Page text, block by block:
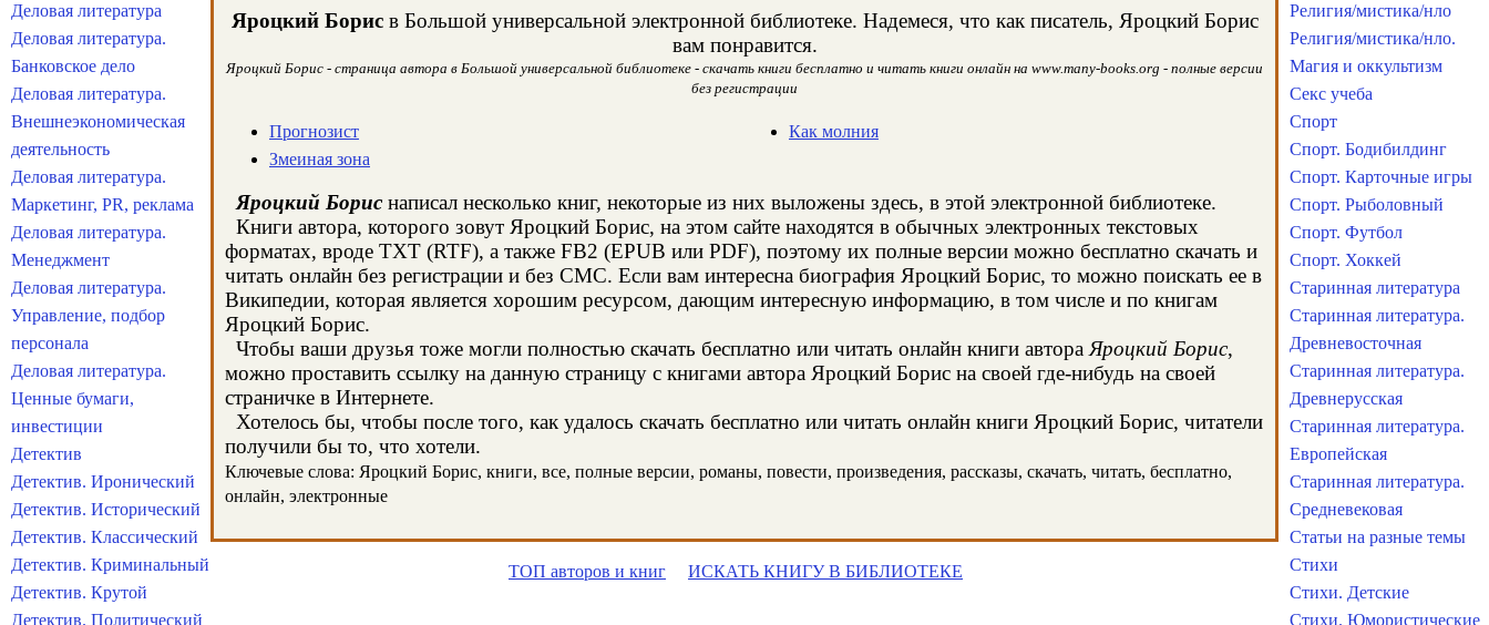
Яроцкий Борисв Большой универсальной электронной библиотеке. Надемеся, что как писатель, Яроцкий Борис
вам понравится.
Яроцкий Борис - страница автора в Большой универсальной библиотеке - скачать книги бесплатно и читать книги онлайн на www.many-books.org - полные версии
без регистрации
Прогнозист
Змеиная зона
Как молния
Яроцкий Борис написал несколько книг, некоторые из них выложены здесь, в этой электронной библиотеке.
Книги автора, которого зовут Яроцкий Борис, на этом сайте находятся в обычных электронных текстовых
форматах, вроде TXT (RTF), а также FB2 (EPUB или PDF), поэтому их полные версии можно бесплатно скачать и
читать онлайн без регистрации и без СМС. Если вам интересна биография Яроцкий Борис, то можно поискать ее в
Википедии, которая является хорошим ресурсом, дающим интересную информацию, в том числе и по книгам
Яроцкий Борис.
Чтобы ваши друзья тоже могли полностью скачать бесплатно или читать онлайн книги автора Яроцкий Борис,
можно проставить ссылку на данную страницу с книгами автора Яроцкий Борис на своей где-нибудь на своей
страничке в Интернете.
Хотелось бы, чтобы после того, как удалось скачать бесплатно или читать онлайн книги Яроцкий Борис, читатели
получили бы то, что хотели.
Ключевые слова: Яроцкий Борис, книги, все, полные версии, романы, повести, произведения, рассказы, скачать, читать, бесплатно,
онлайн, электронные
ТОП авторов и книг ИСКАТЬ КНИГУ В БИБЛИОТЕКЕ
Деловая литература
Деловая литература.
Банковское дело
Деловая литература.
Внешнеэкономическая
деятельность
Деловая литература.
Маркетинг, PR, реклама
Деловая литература.
Менеджмент
Деловая литература.
Управление, подбор
персонала
Деловая литература.
Ценные бумаги,
инвестиции
Детектив
Детектив. Иронический
Детектив. Исторический
Детектив. Классический
Детектив. Криминальный
Детектив. Крутой
Детектив. Политический
Религия/мистика/нло
Религия/мистика/нло.
Магия и оккультизм
Секс учеба
Спорт
Спорт. Бодибилдинг
Спорт. Карточные игры
Спорт. Рыболовный
Спорт. Футбол
Спорт. Хоккей
Старинная литература
Старинная литература.
Древневосточная
Старинная литература.
Древнерусская
Старинная литература.
Европейская
Старинная литература.
Средневековая
Статьи на разные темы
Стихи
Стихи. Детские
Стихи. Юмористические